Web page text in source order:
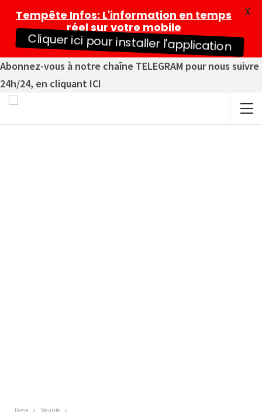
Abonnez-vous à notre chaîne TELEGRAM pour nous suivre
24h/24, en cliquant ICI
Home Sécurité
Tempête Infos: L'information en temps
réel sur votre mobile
Cliquer ici pour installer l'application
X